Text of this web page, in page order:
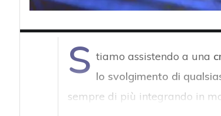
S tiamo assistendo a una
lo svolgimento di
sempre di più integrando in